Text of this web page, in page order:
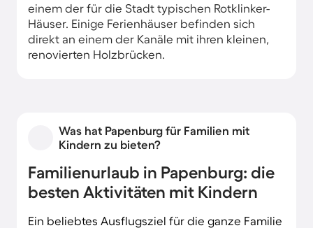
einem der für die Stadt typischen Rotklinker-
Häuser. Einige Ferienhäuser befinden sich
direkt an einem der Kanäle mit ihren kleinen,
renovierten Holzbrücken.
Was hat Papenburg für Familien mit
Kindern zu bieten?
Familienurlaub in Papenburg: die
besten Aktivitäten mit Kindern
Ein beliebtes Ausflugsziel für die ganze Familie